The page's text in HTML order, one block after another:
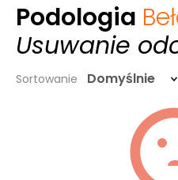
Podologia
Usuwanie
Sortowanie Domyślnie